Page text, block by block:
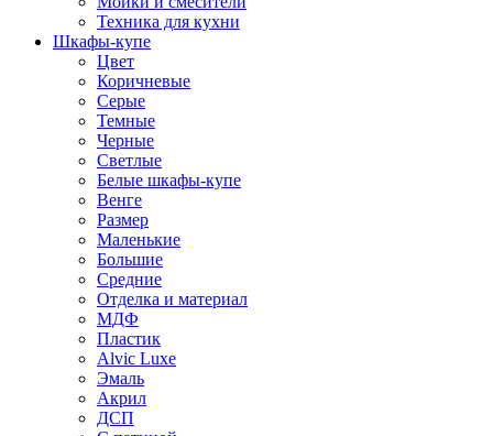
Техника для кухни
Шкафы-купе
Цвет
Коричневые
Серые
Темные
Черные
Светлые
Белые шкафы-купе
Венге
Размер
Маленькие
Большие
Средние
Отделка и материал
МДФ
Пластик
Alvic Luxe
Эмаль
Акрил
ДСП